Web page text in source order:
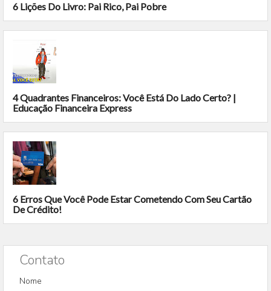
6 Lições Do Livro: Pai Rico, Pai Pobre
4 Quadrantes Financeiros: Você Está Do Lado Certo? |
Educação Financeira Express
6 Erros Que Você Pode Estar Cometendo Com Seu Cartão
De Crédito!
Contato
Nome